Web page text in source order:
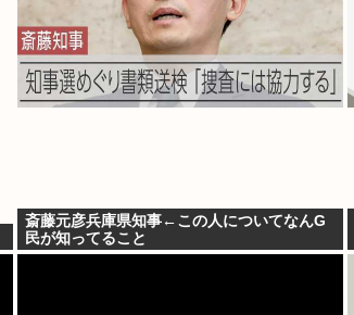
斎藤元彦兵庫県知事←この人についてなんG
民が知ってること